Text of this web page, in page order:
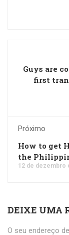
Guys are
first
Próximo
How to get
the
12 de dezembro
DEIXE UMA
O seu endereço